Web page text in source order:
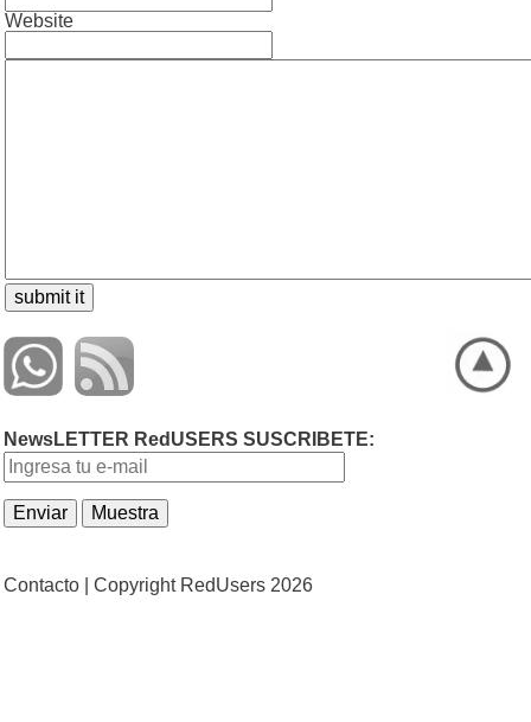
Website
NewsLETTER RedUSERS SUSCRIBETE:
Contacto | Copyright RedUsers 2026